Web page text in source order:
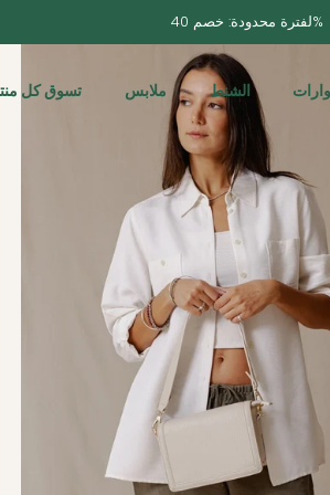
لفترة محدودة: خصم 40%
تسوق كل ملابس الشنط